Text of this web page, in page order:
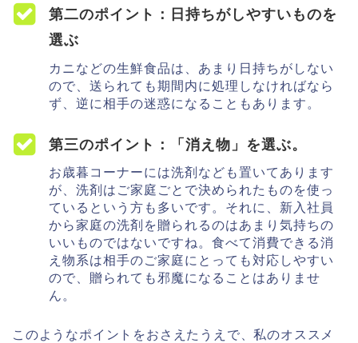
第二のポイント：日持ちがしやすいものを
選ぶ
カニなどの生鮮食品は、あまり日持ちがしない
ので、送られても期間内に処理しなければなら
ず、逆に相手の迷惑になることもあります。
第三のポイント：「消え物」を選ぶ。
お歳暮コーナーには洗剤なども置いてあります
が、洗剤はご家庭ごとで決められたものを使っ
ているという方も多いです。それに、新入社員
から家庭の洗剤を贈られるのはあまり気持ちの
いいものではないですね。食べて消費できる消
え物系は相手のご家庭にとっても対応しやすい
ので、贈られても邪魔になることはありませ
ん。
このようなポイントをおさえたうえで、私のオススメ